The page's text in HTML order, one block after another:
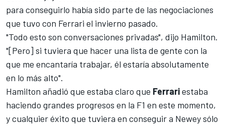
para conseguirlo había sido parte de las negociaciones
que tuvo con Ferrari el invierno pasado.
"Todo esto son conversaciones privadas", dijo Hamilton.
"[Pero] si tuviera que hacer una lista de gente con la
que me encantaría trabajar, él estaría absolutamente
en lo más alto".
Hamilton añadió que estaba claro que Ferrariestaba
haciendo grandes progresos en la F1 en este momento,
y cualquier éxito que tuviera en conseguir a Newey sólo